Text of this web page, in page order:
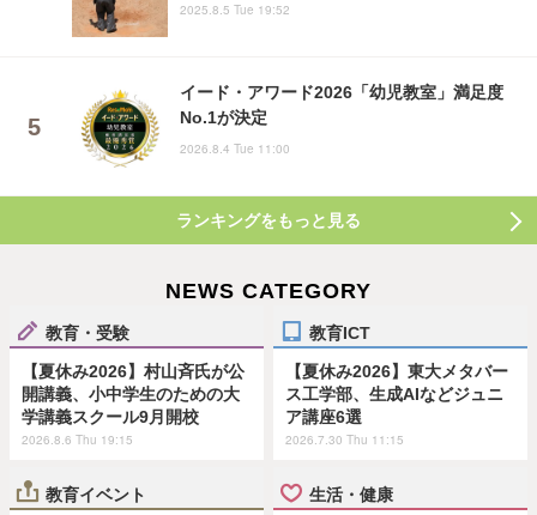
2025.8.5 Tue 19:52
イード・アワード2026「幼児教室」満足度
No.1が決定
2026.8.4 Tue 11:00
ランキングをもっと見る
NEWS CATEGORY
教育・受験
【夏休み2026】村山斉氏が公
開講義、小中学生のための大
学講義スクール9月開校
2026.8.6 Thu 19:15
教育ICT
【夏休み2026】東大メタバー
ス工学部、生成AIなどジュニ
ア講座6選
2026.7.30 Thu 11:15
教育イベント 生活・健康